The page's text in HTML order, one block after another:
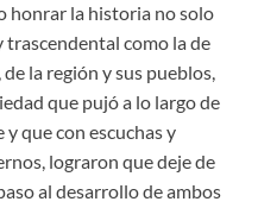
honrar la historia no solo
trascendental como la de
la región y sus pueblos,
que pujó a lo largo de
que con escuchas y
lograron que deje de
al desarrollo de ambos